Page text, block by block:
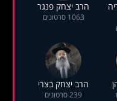
הרב יצחק פנגר
1063 סרטונים
הרב יצחק בצרי
239 סרטונים